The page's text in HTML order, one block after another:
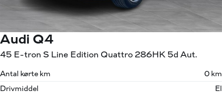
Audi Q4
45 E-tron S Line Edition Quattro 286HK 5d Aut.
Antal kørte km
0 km
Drivmiddel
El